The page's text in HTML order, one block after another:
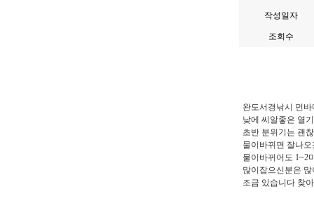
작성일자
조회수
완도서경낚시 먼
낮에 씨알좋은 열
초반 분위기는 괜
물이바뀌면 잘나
물이바뀌어도 1~2
많이잡으신분은
조금 있습니다 찾